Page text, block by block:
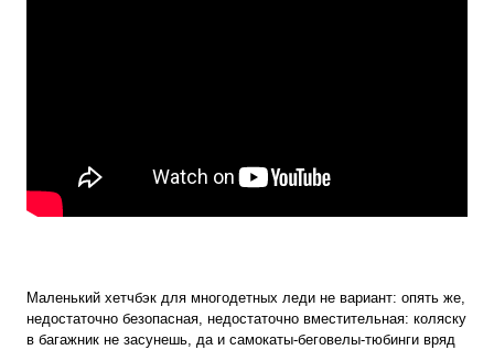
Маленький хетчбэк для многодетных леди не вариант: опять же,
недостаточно безопасная, недостаточно вместительная: коляску
в багажник не засунешь, да и самокаты-беговелы-тюбинги вряд